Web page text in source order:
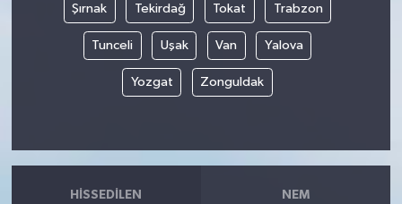
Şırnak Tekirdağ Tokat Trabzon
Tunceli Uşak Van Yalova
Yozgat Zonguldak
HISSEDILEN NEM